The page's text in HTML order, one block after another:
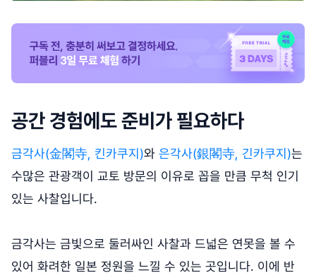
공간 경험에도 준비가 필요하다
금각사(金閣寺, 킨카쿠지)와 은각사(銀閣寺, 긴카쿠지)는
수많은 관광객이 교토 방문의 이유로 꼽을 만큼 무척 인기
있는 사찰입니다.
금각사는 금빛으로 둘러싸인 사찰과 드넓은 연못을 볼 수
있어 화려한 일본 정원을 느낄 수 있는 곳입니다. 이에 반